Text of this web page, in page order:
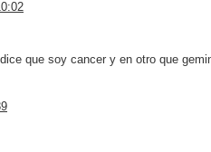
que soy cancer y en otro que